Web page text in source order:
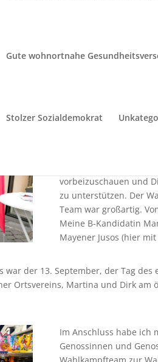
Gute wohnortnahe
Stolzer Sozialdemokrat
vorbeizuschauen und
zu unterstützen. Der
Team war großartig.
Meine B-Kandidatin
Mayener Jusos (hier
der 13. September, der Tag des
Ortsvereins, Martina und Dirk am
Im Anschluss habe ich
Genossinnen und